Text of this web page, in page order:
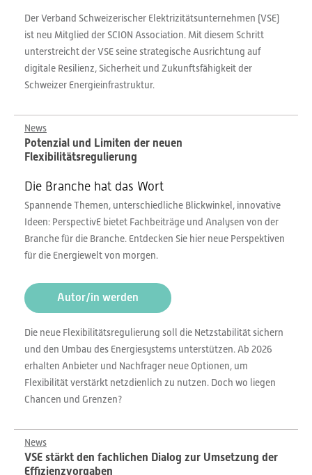
Der Verband Schweizerischer Elektrizitätsunternehmen (VSE)
ist neu Mitglied der SCION Association. Mit diesem Schritt
unterstreicht der VSE seine strategische Ausrichtung auf
digitale Resilienz, Sicherheit und Zukunftsfähigkeit der
Schweizer Energieinfrastruktur.
News
Potenzial und Limiten der neuen
Flexibilitätsregulierung
Die Branche hat das Wort
Spannende Themen, unterschiedliche Blickwinkel, innovative
Ideen: PerspectivE bietet Fachbeiträge und Analysen von der
Branche für die Branche. Entdecken Sie hier neue Perspektiven
für die Energiewelt von morgen.
Autor/in werden
Die neue Flexibilitätsregulierung soll die Netzstabilität sichern
und den Umbau des Energiesystems unterstützen. Ab 2026
erhalten Anbieter und Nachfrager neue Optionen, um
Flexibilität verstärkt netzdienlich zu nutzen. Doch wo liegen
Chancen und Grenzen?
News
VSE stärkt den fachlichen Dialog zur Umsetzung der
Effizienzvorgaben